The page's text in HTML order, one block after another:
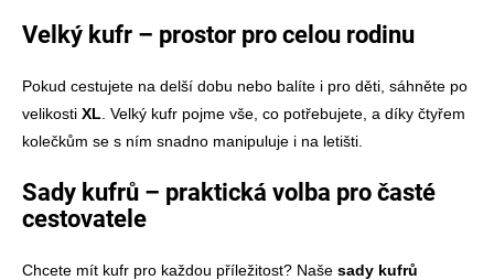
Velký kufr – prostor pro celou rodinu
Pokud cestujete na delší dobu nebo balíte i pro děti, sáhněte po
velikosti XL . Velký kufr pojme vše, co potřebujete, a díky čtyřem
kolečkům se s ním snadno manipuluje i na letišti.
Sady kufrů – praktická volba pro časté
cestovatele
Chcete mít kufr pro každou příležitost? Naše sady kufrů